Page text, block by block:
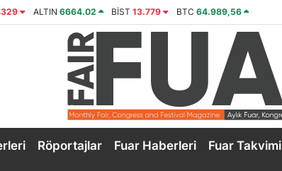
ALTIN 6664.02 BİST13.779 BTC 64.989,56
Röportajlar Fuar Haberleri Fuar Takvimi